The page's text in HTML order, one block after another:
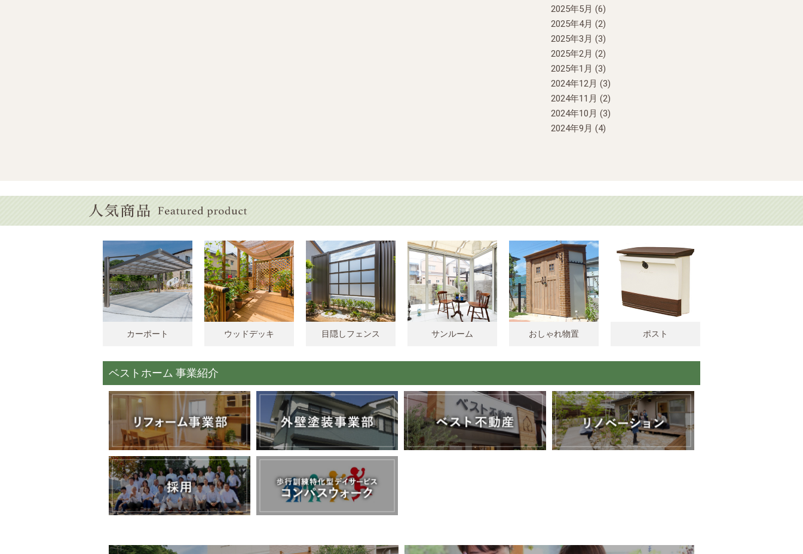
2025年5月 (6)
2025年4月 (2)
2025年3月 (3)
2025年2月 (2)
2025年1月 (3)
2024年12月 (3)
2024年11月 (2)
2024年10月 (3)
2024年9月 (4)
カーポート ウッドデッキ 目隠しフェンス サンルーム おしゃれ物置 ポスト
ベストホーム 事業紹介